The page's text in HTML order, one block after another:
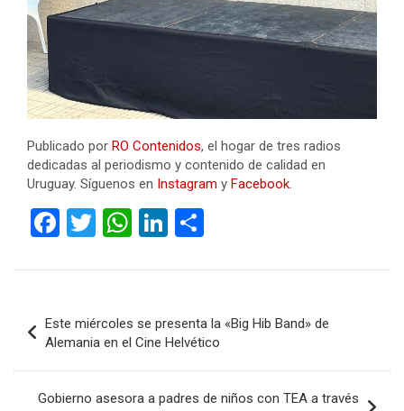
Publicado por RO Contenidos, el hogar de tres radios
dedicadas al periodismo y contenido de calidad en
Uruguay. Síguenos en Instagram y Facebook.
F
ce
o
o
k
T
tt
er
W
at
A
p
p
Li
ke
n
m
p
ar
tir
de
entradas
Este miércoles se presenta la «Big Hib Band» de
Alemania en el Cine Helvético
Gobierno asesora a padres de niños con TEA a través